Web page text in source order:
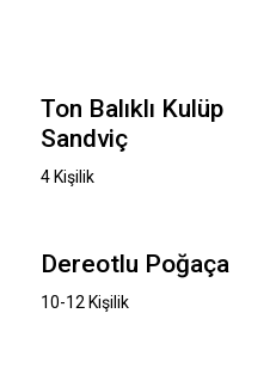
Ton Balıklı Kulüp
Sandviç
4 Kişilik
Dereotlu Poğaça
10-12 Kişilik